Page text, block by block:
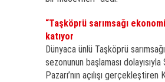
“Taşköprü sarımsağı
katıyor
Dünyaca ünlü Taşköprü
sezonunun başlaması dolayısıyla
Pazarı’nın açılışı gerçekleştiren